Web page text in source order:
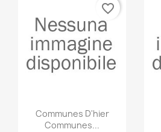
Anteprima
Communes D'hier
Communes...
favorite_border